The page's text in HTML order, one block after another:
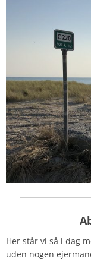
Her står vi så i dag
uden nogen